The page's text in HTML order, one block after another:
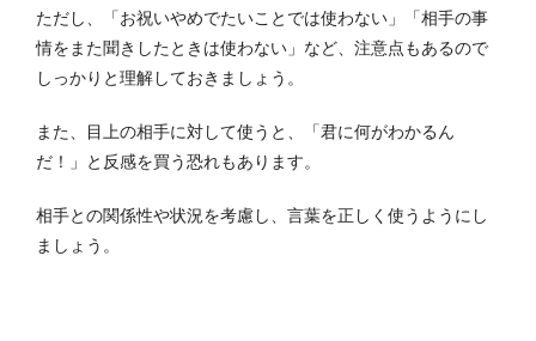
ただし、「お祝いやめでたいことでは使わない」「相手の事
情をまた聞きしたときは使わない」など、注意点もあるので
しっかりと理解しておきましょう。
また、目上の相手に対して使うと、「君に何がわかるん
だ！」と反感を買う恐れもあります。
相手との関係性や状況を考慮し、言葉を正しく使うようにし
ましょう。